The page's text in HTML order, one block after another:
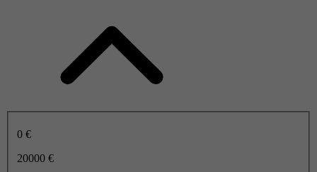
0 €
20000 €